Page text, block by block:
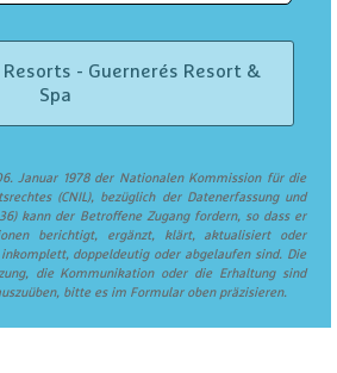
Januar 1978 der Nationalen Kommission für die
(CNIL), bezüglich der Datenerfassung und
kann der Betroffene Zugang fordern, so dass er
berichtigt, ergänzt, klärt, aktualisiert oder
doppeldeutig oder abgelaufen sind. Die
die Kommunikation oder die Erhaltung sind
bitte es im Formular oben präzisieren.